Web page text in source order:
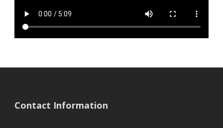
Contact Information